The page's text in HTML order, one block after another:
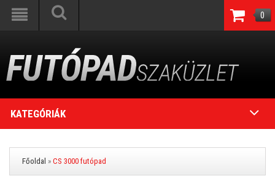
0
KATEGÓRIÁK
Főoldal » CS 3000 futópad